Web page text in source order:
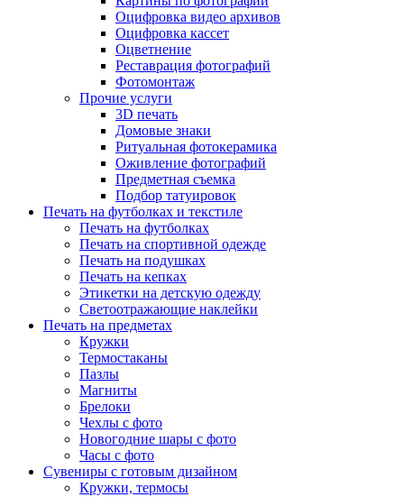
Оцифровка видео архивов
Оцифровка кассет
Оцветнение
Реставрация фотографий
Фотомонтаж
Прочие услуги
3D печать
Домовые знаки
Ритуальная фотокерамика
Оживление фотографий
Предметная съемка
Подбор татуировок
Печать на футболках и текстиле
Печать на футболках
Печать на спортивной одежде
Печать на подушках
Печать на кепках
Этикетки на детскую одежду
Светоотражающие наклейки
Печать на предметах
Кружки
Термостаканы
Пазлы
Магниты
Брелоки
Чехлы с фото
Новогодние шары с фото
Часы с фото
Сувениры с готовым дизайном
Кружки, термосы